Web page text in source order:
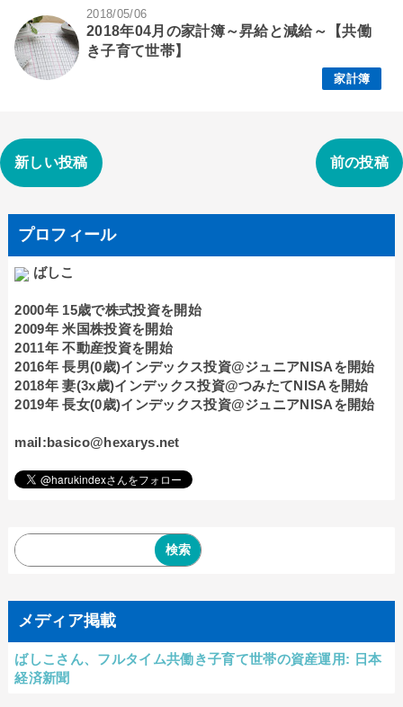
2018/05/06
2018年04月の家計簿～昇給と減給～【共働
き子育て世帯】
家計簿
新しい投稿 前の投稿
プロフィール
ばしこ
2000年 15歳で株式投資を開始
2009年 米国株投資を開始
2011年 不動産投資を開始
2016年 長男(0歳)インデックス投資@ジュニアNISAを開始
2018年 妻(3x歳)インデックス投資@つみたてNISAを開始
2019年 長女(0歳)インデックス投資@ジュニアNISAを開始
mail:basico@hexarys.net
メディア掲載
ばしこさん、フルタイム共働き子育て世帯の資産運用: 日本
経済新聞